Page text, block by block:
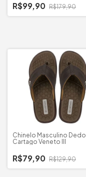
R$99,90 R$179,90
Chinelo Masculino Dedo
Cartago Veneto III
R$79,90 R$129,90